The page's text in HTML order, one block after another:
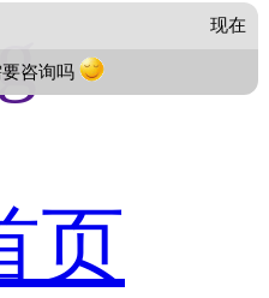
页
现在
咨询吗